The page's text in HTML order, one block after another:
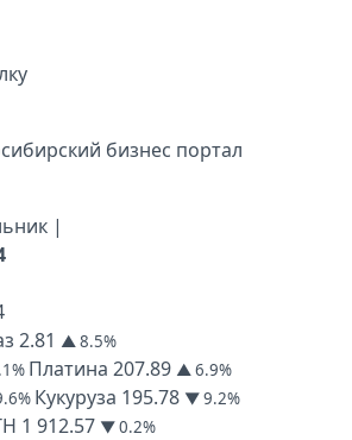
бизнес портал
|
2.81 ▲ 8.5%
Платина 207.89 ▲ 6.9%
Кукуруза 195.78 ▼ 9.2%
1 912.57 ▼ 0.2%